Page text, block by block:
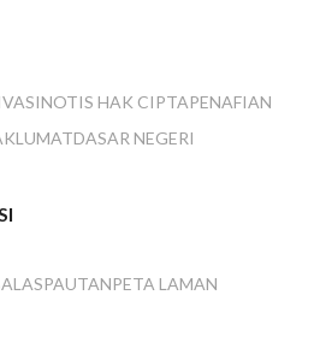
NOTIS HAK CIPTAPENAFIAN
DASAR NEGERI
PAUTANPETA LAMAN